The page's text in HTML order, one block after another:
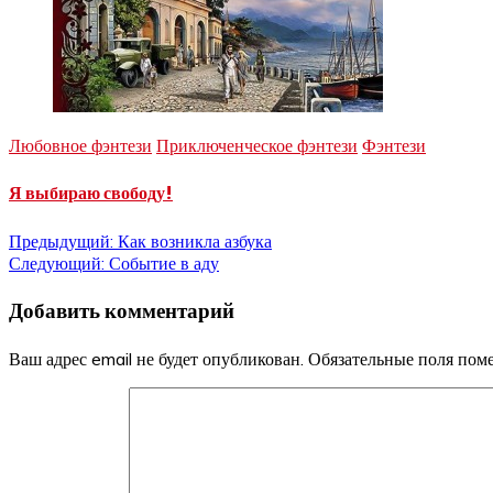
Любовное фэнтези Приключенческое фэнтези Фэнтези
Я выбираю свободу!
Навигация
записям
Предыдущий: Как возникла азбука
Следующий: Событие в аду
Добавить комментарий
Ваш адрес email не будет опубликован. Обязательные поля